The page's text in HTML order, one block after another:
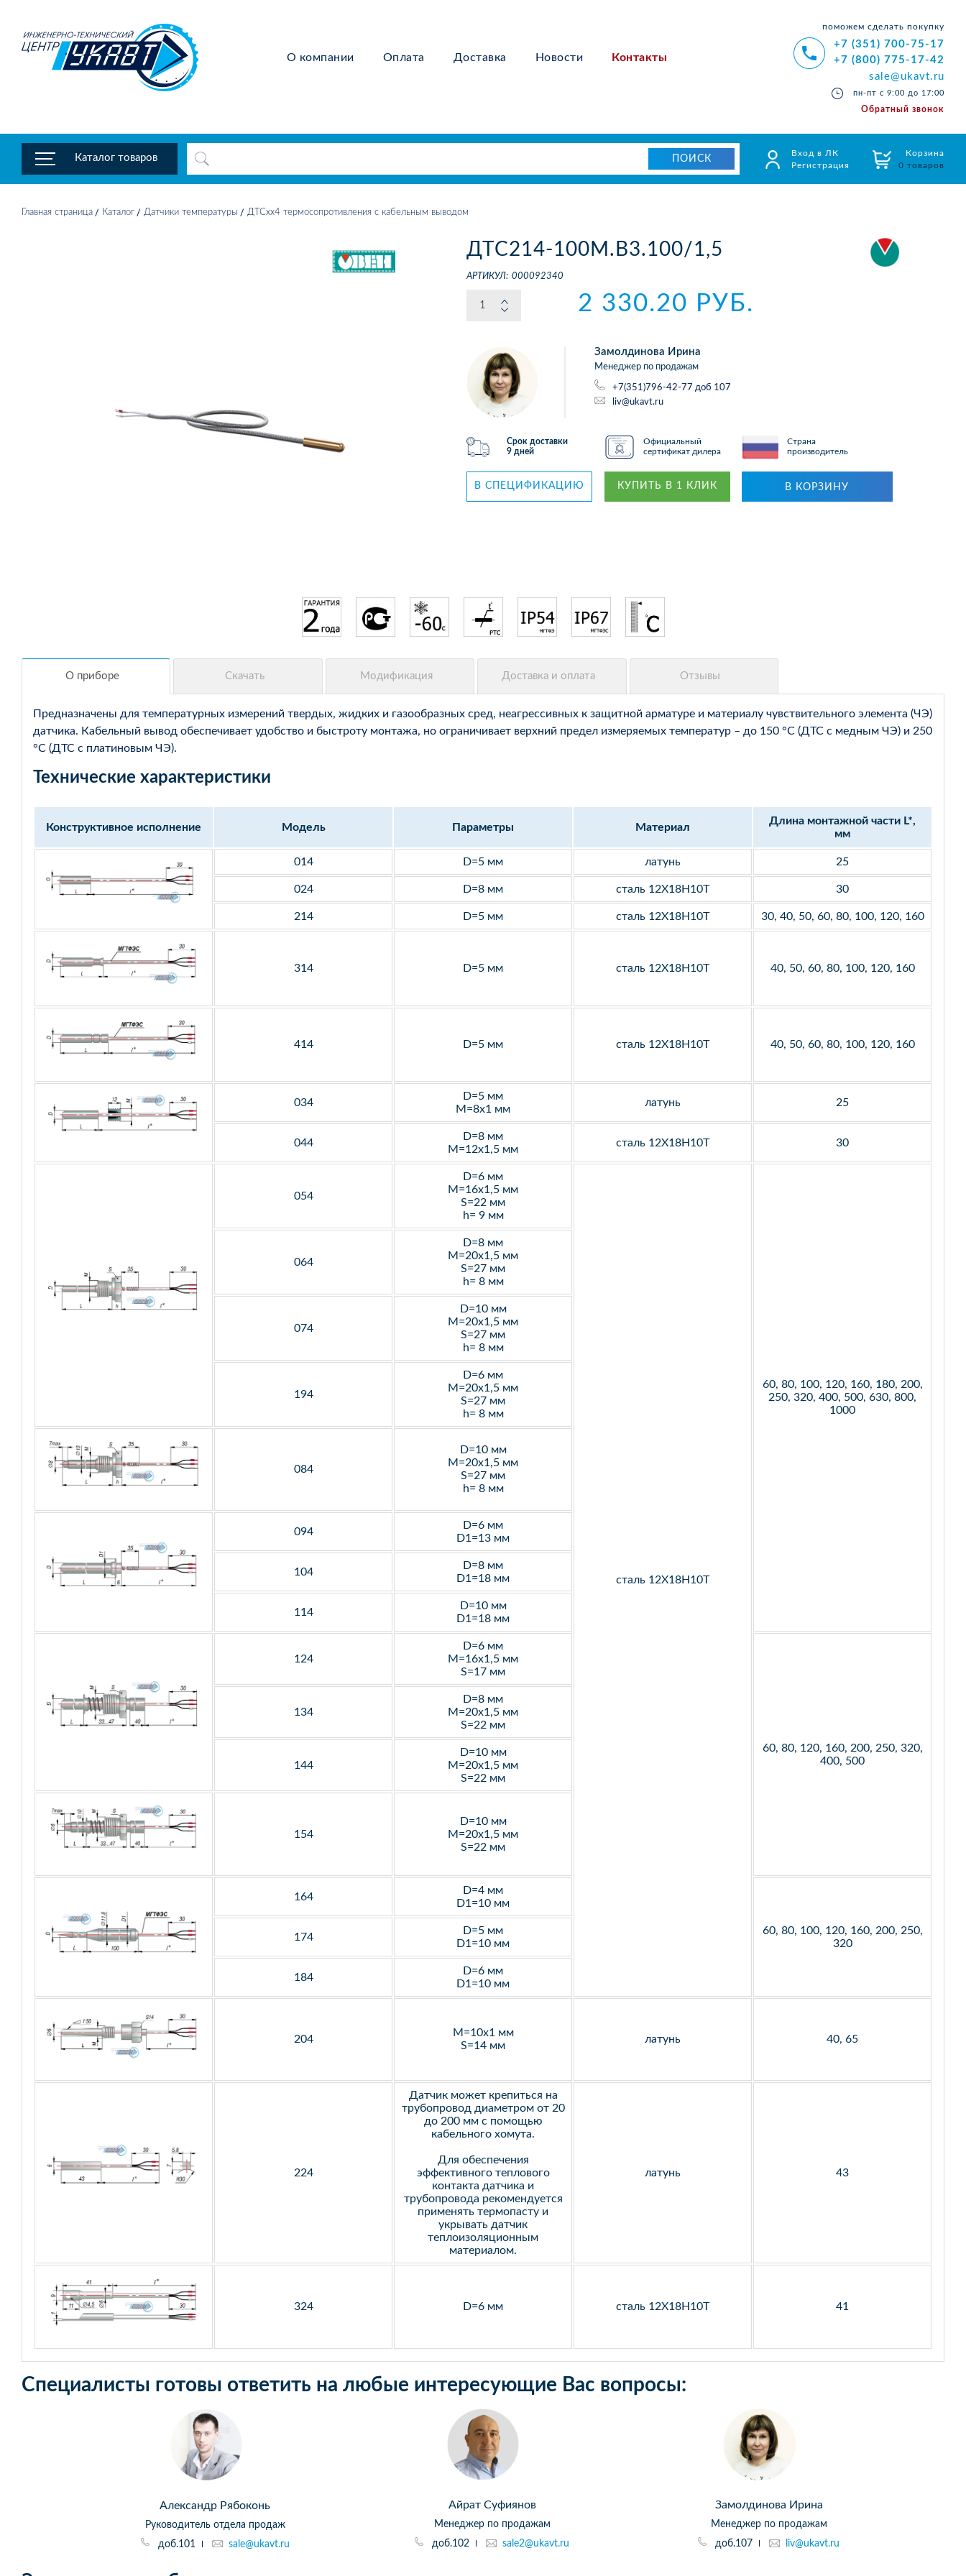
О компании Оплата Доставка Новости Контакты
поможем сделать покупку
+7 (351) 700-75-17
+7 (800) 775-17-42
sale@ukavt.ru
пн-пт с 9:00 до 17:00
Обратный звонок
Каталог товаров
Вход в ЛК
Регистрация
Корзина
0 товаров
Главная страница Каталог Датчики температуры ДТСхх4 термосопротивления с кабельным выводом
ДТС214-100М.В3.100/1,5
АРТИКУЛ: 000092340
2 330.20 РУБ.
Замолдинова Ирина
Менеджер по продажам
+7(351)796-42-77 доб 107
liv@ukavt.ru
Срок доставки
9 дней
Официальный
сертификат дилера
Страна
производитель
В СПЕЦИФИКАЦИЮ КУПИТЬ В 1 КЛИК В КОРЗИНУ
Предназначены для температурных измерений твердых, жидких и газообразных сред, неагрессивных к защитной арматуре и материалу чувствительного элемента (ЧЭ)
датчика. Кабельный вывод обеспечивает удобство и быстроту монтажа, но ограничивает верхний предел измеряемых температур – до 150 °С (ДТС с медным ЧЭ) и 250
°С (ДТС с платиновым ЧЭ).
Технические характеристики
Конструктивное исполнение Модель Параметры Материал
Длина монтажной части L*,
мм
014 D=5 мм латунь 25
024 D=8 мм сталь 12Х18Н10Т 30
214 D=5 мм сталь 12Х18Н10Т 30, 40, 50, 60, 80, 100, 120, 160
314 D=5 мм сталь 12Х18Н10Т 40, 50, 60, 80, 100, 120, 160
414 D=5 мм сталь 12Х18Н10Т 40, 50, 60, 80, 100, 120, 160
034
D=5 мм
M=8х1 мм
латунь 25
044
D=8 мм
M=12х1,5 мм
сталь 12Х18Н10Т 30
054
D=6 мм
M=16х1,5 мм
S=22 мм
h= 9 мм
сталь 12Х18Н10Т
60, 80, 100, 120, 160, 180, 200,
250, 320, 400, 500, 630, 800,
1000
064
D=8 мм
M=20х1,5 мм
S=27 мм
h= 8 мм
074
D=10 мм
M=20х1,5 мм
S=27 мм
h= 8 мм
194
D=6 мм
M=20х1,5 мм
S=27 мм
h= 8 мм
084
D=10 мм
M=20х1,5 мм
S=27 мм
h= 8 мм
094
D=6 мм
D1=13 мм
104
D=8 мм
D1=18 мм
114
D=10 мм
D1=18 мм
124
D=6 мм
M=16х1,5 мм
S=17 мм
60, 80, 120, 160, 200, 250, 320,
400, 500
134
D=8 мм
M=20х1,5 мм
S=22 мм
144
D=10 мм
M=20х1,5 мм
S=22 мм
154
D=10 мм
M=20х1,5 мм
S=22 мм
164
D=4 мм
D1=10 мм
60, 80, 100, 120, 160, 200, 250,
320
174
D=5 мм
D1=10 мм
184
D=6 мм
D1=10 мм
204
M=10х1 мм
S=14 мм
латунь 40, 65
224
Датчик может крепиться на
трубопровод диаметром от 20
до 200 мм с помощью
кабельного хомута.
Для обеспечения
эффективного теплового
контакта датчика и
трубопровода рекомендуется
применять термопасту и
укрывать датчик
теплоизоляционным
материалом.
латунь 43
324 D=6 мм сталь 12Х18Н10Т 41
Специалисты готовы ответить на любые интересующие Вас вопросы:
Александр Рябоконь
Руководитель отдела продаж
доб.101
sale@ukavt.ru
Айрат Суфиянов
Менеджер по продажам
доб.102
sale2@ukavt.ru
Замолдинова Ирина
Менеджер по продажам
доб.107
liv@ukavt.ru